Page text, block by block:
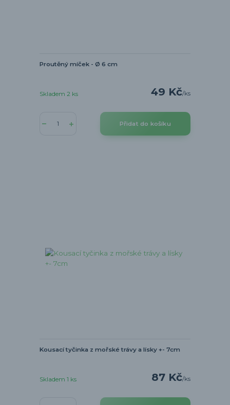
Proutěný míček - Ø 6 cm
49 Kč/ks
Skladem 2 ks
Přidat do košíku
Kousací tyčinka z mořské trávy a lísky +- 7cm
87 Kč/ks
Skladem 1 ks